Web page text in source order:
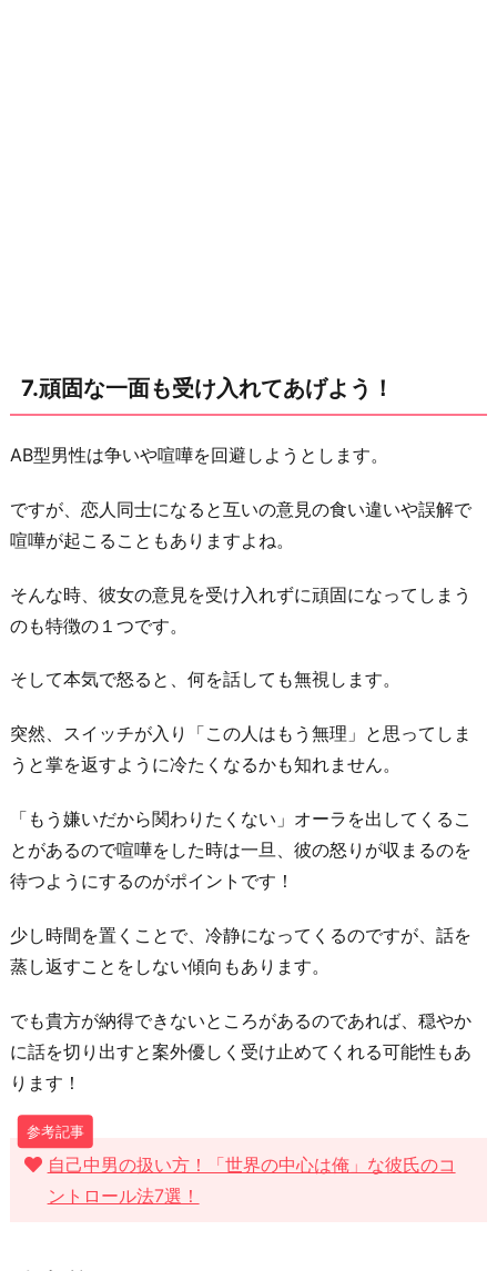
7.頑固な一面も受け入れてあげよう！
AB型男性は争いや喧嘩を回避しようとします。
ですが、恋人同士になると互いの意見の食い違いや誤解で
喧嘩が起こることもありますよね。
そんな時、彼女の意見を受け入れずに頑固になってしまう
のも特徴の１つです。
そして本気で怒ると、何を話しても無視します。
突然、スイッチが入り「この人はもう無理」と思ってしま
うと掌を返すように冷たくなるかも知れません。
「もう嫌いだから関わりたくない」オーラを出してくるこ
とがあるので喧嘩をした時は一旦、彼の怒りが収まるのを
待つようにするのがポイントです！
少し時間を置くことで、冷静になってくるのですが、話を
蒸し返すことをしない傾向もあります。
でも貴方が納得できないところがあるのであれば、穏やか
に話を切り出すと案外優しく受け止めてくれる可能性もあ
ります！
自己中男の扱い方！「世界の中心は俺」な彼氏のコ
ントロール法7選！